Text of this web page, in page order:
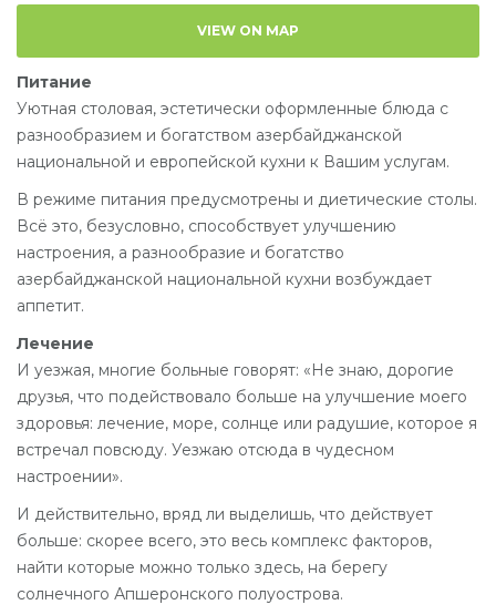
VIEW ON MAP
Питание
Уютная столовая, эстетически оформленные блюда с
разнообразием и богатством азербайджанской
национальной и европейской кухни к Вашим услугам.
В режиме питания предусмотрены и диетические столы.
Всё это, безусловно, способствует улучшению
настроения, а разнообразие и богатство
азербайджанской национальной кухни возбуждает
аппетит.
Лечение
И уезжая, многие больные говорят: «Не знаю, дорогие
друзья, что подействовало больше на улучшение моего
здоровья: лечение, море, солнце или радушие, которое я
встречал повсюду. Уезжаю отсюда в чудесном
настроении».
И действительно, вряд ли выделишь, что действует
больше: скорее всего, это весь комплекс факторов,
найти которые можно только здесь, на берегу
солнечного Апшеронского полуострова.